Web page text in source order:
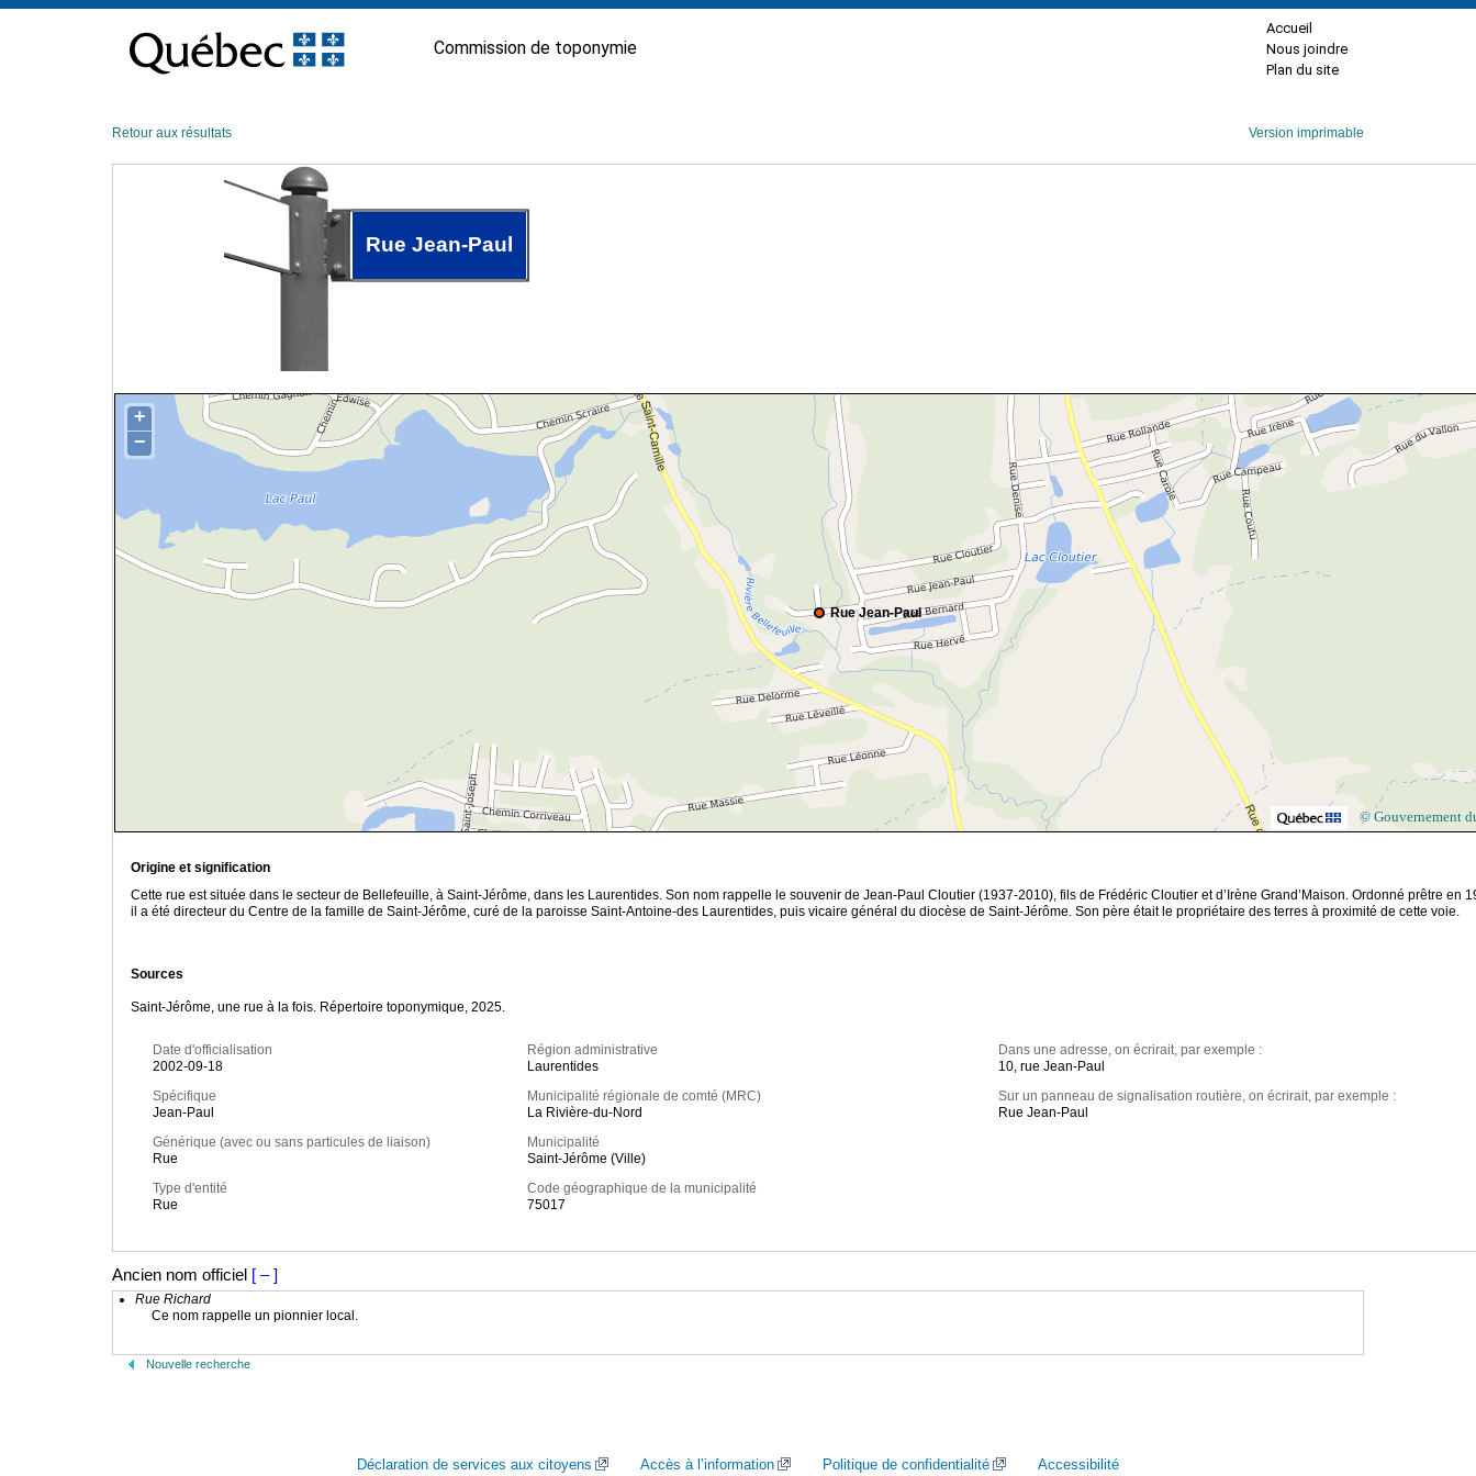
contenu
Commission de toponymie
Accueil
Nous joindre
Plan du site
Retour aux résultats Version imprimable
Rue Jean-Paul
Rue Jean-Paul
+
−
© Gouvernement
Origine et signification
Cette rue est située dans le secteur de Bellefeuille, à Saint-Jérôme, dans les Laurentides. Son nom rappelle le souvenir de Jean-Paul Cloutier (1937-2010), fils de Frédéric Cloutier et d’Irène Grand’Maison. Ordonné prêtre en
il a été directeur du Centre de la famille de Saint-Jérôme, curé de la paroisse Saint-Antoine-des Laurentides, puis vicaire général du diocèse de Saint-Jérôme. Son père était le propriétaire des terres à proximité de cette voie.
Sources
Saint-Jérôme, une rue à la fois. Répertoire toponymique, 2025.
Date d'officialisation
2002-09-18
Spécifique
Jean-Paul
Générique (avec ou sans particules de liaison)
Rue
Type d'entité
Rue
Région administrative
Laurentides
Municipalité régionale de comté (MRC)
La Rivière-du-Nord
Municipalité
Saint-Jérôme (Ville)
Code géographique de la municipalité
75017
Dans une adresse, on écrirait, par exemple :
10, rue Jean-Paul
Sur un panneau de signalisation routière, on écrirait, par exemple :
Rue Jean-Paul
Ancien nom officiel [ – ]
Rue Richard
Ce nom rappelle un pionnier local.
Nouvelle recherche
Déclaration de services aux citoyens Accès à l’information Politique de confidentialité Accessibilité